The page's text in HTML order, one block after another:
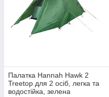
Палатка Hannah Hawk 2
Treetop для 2 осіб, легка та
водостійка, зелена